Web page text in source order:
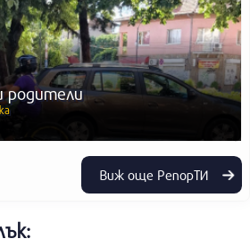
родители
Виж още РепорТИ